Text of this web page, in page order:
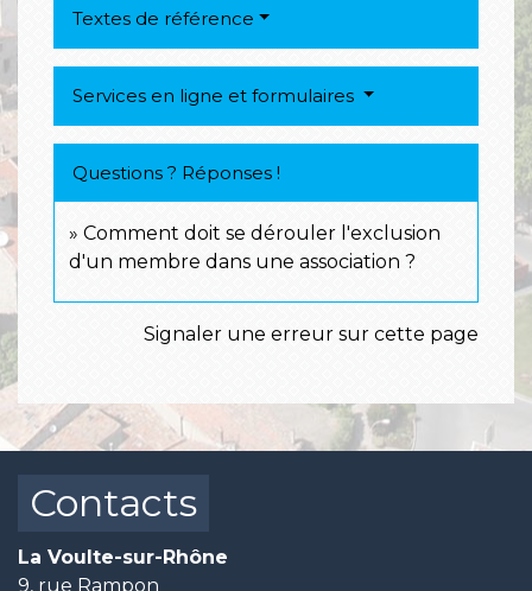
Textes de référence
Services en ligne et formulaires
Questions ? Réponses !
Comment doit se dérouler l'exclusion
d'un membre dans une association ?
Signaler une erreur sur cette page
Contacts
La Voulte-sur-Rhône
9, rue Rampon